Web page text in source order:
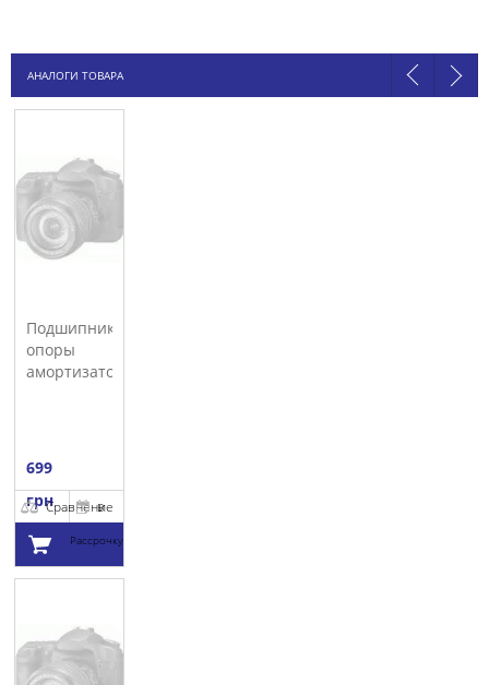
АНАЛОГИ ТОВАРА
Подшипник
опоры
амортизатора
699
грнСравнение
В
Рассрочку
корзину